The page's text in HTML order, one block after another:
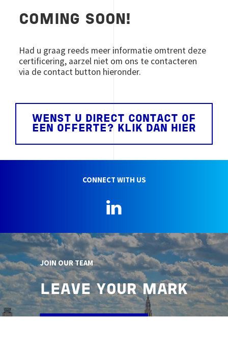
COMING SOON!
Had u graag reeds meer informatie omtrent deze
certificering, aarzel niet om ons te contacteren
via de contact button hieronder.
WENST U DIRECT CONTACT OF
EEN OFFERTE? KLIK DAN HIER
CONNECT WITH US
JOIN OUR TEAM
LEAVE YOUR MARK